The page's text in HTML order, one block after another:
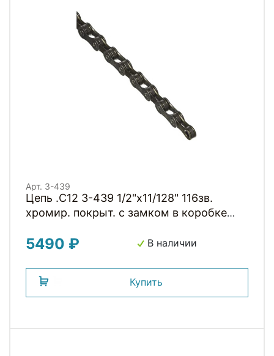
Арт. 3-439
Цепь .C12 3-439 1/2"x11/128" 116зв.
хромир. покрыт. с замком в коробке
5490 ₽ В наличии
Купить